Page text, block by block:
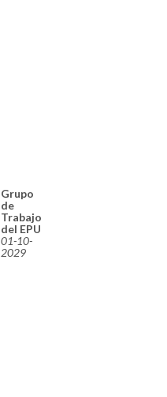
Grupo
de
Trabajo
del EPU
01-10-
2029